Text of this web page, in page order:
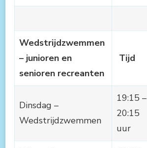
Wedstrijdzwemmen
– junioren en
senioren recreanten
Tijd
Dinsdag –
Wedstrijdzwemmen
19:15 –
20:15
uur